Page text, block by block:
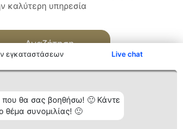
εγκαταστάσεων Live chat
που θα σας βοηθήσω! 🙂 Κάντε
θέμα συνομιλίας! 🙂
καλύτερη υπηρεσία
Αναζήτηση